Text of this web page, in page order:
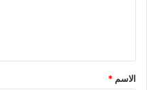
*
الاسم *